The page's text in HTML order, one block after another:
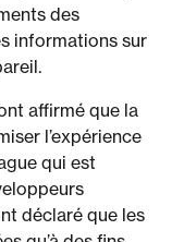
des
informations sur
affirmé que la
l’expérience
qui est
déclaré que les